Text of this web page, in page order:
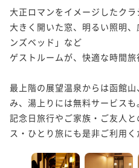
大正ロマンをイメージしたク
大きく開いた窓、明るい照明
ンズベッド」など
ゲストルームが、快適な時間旅
最上階の展望温泉からは函館
み、湯上りには無料サービスも。
記念日旅行やご家族・ご友人
ス・ひとり旅にも是非ご利用く